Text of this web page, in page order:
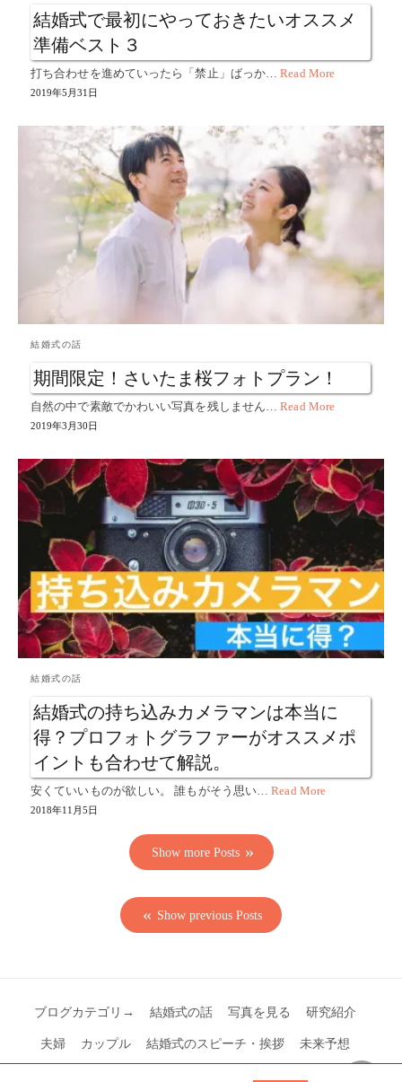
結婚式で最初にやっておきたいオススメ
準備ベスト３
打ち合わせを進めていったら「禁止」ばっか…Read More
2019年5月31日
結婚式の話
期間限定！さいたま桜フォトプラン！
自然の中で素敵でかわいい写真を残しません…Read More
2019年3月30日
結婚式の話
結婚式の持ち込みカメラマンは本当に
得？プロフォトグラファーがオススメポ
イントも合わせて解説。
安くていいものが欲しい。 誰もがそう思い…Read More
2018年11月5日
Show more Posts
Show previous Posts
ブログカテゴリ→ 結婚式の話 写真を見る 研究紹介
夫婦 カップル 結婚式のスピーチ・挨拶 未来予想